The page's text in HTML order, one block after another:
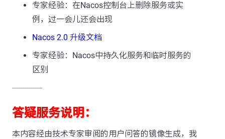
专家经验：在Nacos控制台上删除服务或实
例，过一会儿还会出现
Nacos 2.0 升级文档
专家经验：Nacos中持久化服务和临时服务的
区别
---------------
答疑服务说明：
本内容经由技术专家审阅的用户问答的镜像生成，我